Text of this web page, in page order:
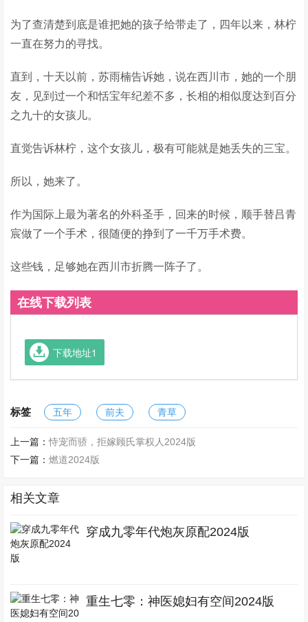
为了查清楚到底是谁把她的孩子给带走了，四年以来，林柠
一直在努力的寻找。
直到，十天以前，苏雨楠告诉她，说在西川市，她的一个朋
友，见到过一个和恬宝年纪差不多，长相的相似度达到百分
之九十的女孩儿。
直觉告诉林柠，这个女孩儿，极有可能就是她丢失的三宝。
所以，她来了。
作为国际上最为著名的外科圣手，回来的时候，顺手替吕青
宸做了一个手术，很随便的挣到了一千万手术费。
这些钱，足够她在西川市折腾一阵子了。
在线下载列表
下载地址1
标签 五年 前夫 青草
上一篇：恃宠而骄，拒嫁顾氏掌权人2024版
下一篇：燃道2024版
相关文章
穿成九零年代炮灰原配2024版
重生七零：神医媳妇有空间2024版